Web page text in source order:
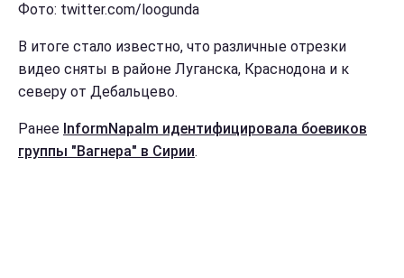
Фото: twitter.com/loogunda
В итоге стало известно, что различные отрезки
видео сняты в районе Луганска, Краснодона и к
северу от Дебальцево.
Ранее InformNapalm идентифицировала боевиков
группы "Вагнера" в Сирии.